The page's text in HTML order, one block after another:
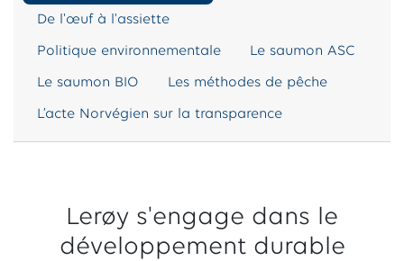
De l'œuf à l'assiette
Politique environnementale Le saumon ASC
Le saumon BIO Les méthodes de pêche
L’acte Norvégien sur la transparence
Lerøy s'engage dans le
développement durable